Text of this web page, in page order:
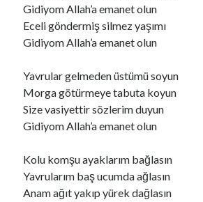
Gidiyom Allah’a emanet olun
Eceli göndermiş silmez yaşımı
Gidiyom Allah’a emanet olun
Yavrular gelmeden üstümü soyun
Morga götürmeye tabuta koyun
Size vasiyettir sözlerim duyun
Gidiyom Allah’a emanet olun
Kolu komşu ayaklarım bağlasın
Yavrularım baş ucumda ağlasın
Anam ağıt yakıp yürek dağlasın